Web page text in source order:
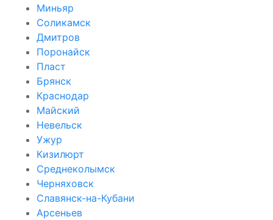
Миньяр
Соликамск
Дмитров
Поронайск
Пласт
Брянск
Краснодар
Майский
Невельск
Ужур
Кизилюрт
Среднеколымск
Черняховск
Славянск-на-Кубани
Арсеньев